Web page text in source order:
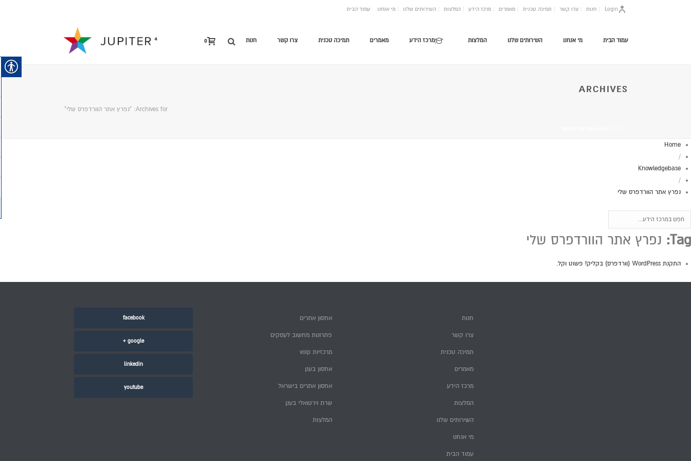
חנות צרו קשר תמיכה טכנית מאמרים מרכז הידע המלצות השירותים שלנו מי אנחנו עמוד הבית Login
חנות צרו קשר תמיכה טכנית מאמרים מרכז הידע המלצות השירותים שלנו מי אנחנו עמוד הבית 0
ARCHIVES
Archives for: "נפרץ אתר הוורדפרס שלי"
Home
/
Knowledgebase
/
נפרץ אתר הוורדפרס שלי
Tag: נפרץ אתר הוורדפרס שלי
התקנת WordPress (וורדפרס) בקליק! פשוט וקל.
facebook
google +
linkedin
youtube
אחסון אתרים
פתרונות מחשוב לעסקים
מרכזיות voip
אחסון בענן
אחסון אתרים בישראל
שרת וירטואלי בענן
המלצות
חנות
צרו קשר
תמיכה טכנית
מאמרים
מרכז הידע
המלצות
השירותים שלנו
מי אנחנו
עמוד הבית